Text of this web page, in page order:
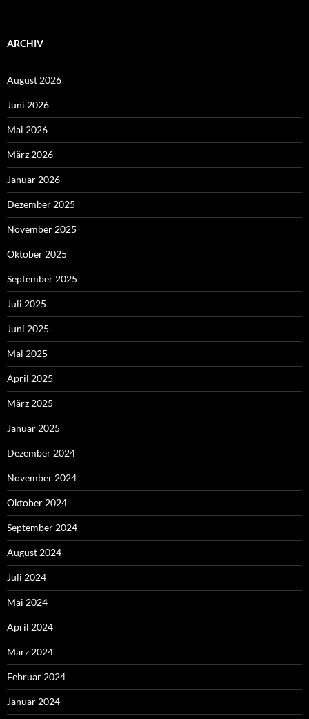
ARCHIV
August 2026
Juni 2026
Mai 2026
März 2026
Januar 2026
Dezember 2025
November 2025
Oktober 2025
September 2025
Juli 2025
Juni 2025
Mai 2025
April 2025
März 2025
Januar 2025
Dezember 2024
November 2024
Oktober 2024
September 2024
August 2024
Juli 2024
Mai 2024
April 2024
März 2024
Februar 2024
Januar 2024